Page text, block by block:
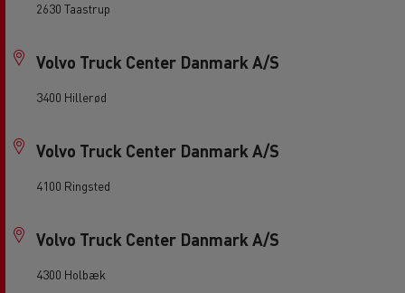
2630 Taastrup
Volvo Truck Center Danmark A/S
3400 Hillerød
Volvo Truck Center Danmark A/S
4100 Ringsted
Volvo Truck Center Danmark A/S
4300 Holbæk